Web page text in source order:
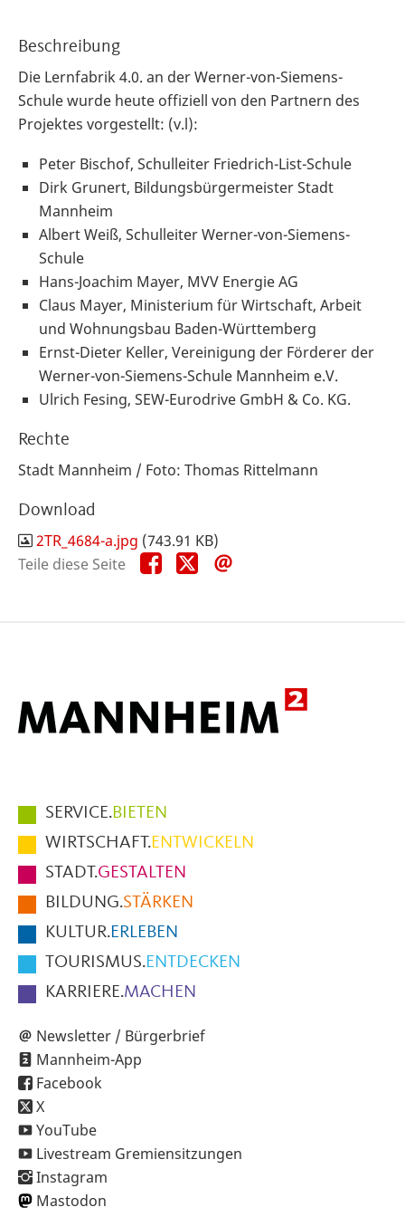
Beschreibung
Die Lernfabrik 4.0. an der Werner-von-Siemens-
Schule wurde heute offiziell von den Partnern des
Projektes vorgestellt: (v.l):
Peter Bischof, Schulleiter Friedrich-List-Schule
Dirk Grunert, Bildungsbürgermeister Stadt
Mannheim
Albert Weiß, Schulleiter Werner-von-Siemens-
Schule
Hans-Joachim Mayer, MVV Energie AG
Claus Mayer, Ministerium für Wirtschaft, Arbeit
und Wohnungsbau Baden-Württemberg
Ernst-Dieter Keller, Vereinigung der Förderer der
Werner-von-Siemens-Schule Mannheim e.V.
Ulrich Fesing, SEW-Eurodrive GmbH & Co. KG.
Rechte
Stadt Mannheim / Foto: Thomas Rittelmann
Download
2TR_4684-a.jpg (743.91 KB)
Teile diese Seite
Teile
diese
Teile
diese
Hauptmenüpunkte
im
Fußbereich
der
Seite
SERVICE.BIETEN
WIRTSCHAFT.ENTWICKELN
STADT.GESTALTEN
BILDUNG.STÄRKEN
KULTUR.ERLEBEN
TOURISMUS.ENTDECKEN
KARRIERE.MACHEN
Newsletter / Bürgerbrief
Mannheim-App
Facebook
X
YouTube
Livestream Gremiensitzungen
Instagram
Mastodon